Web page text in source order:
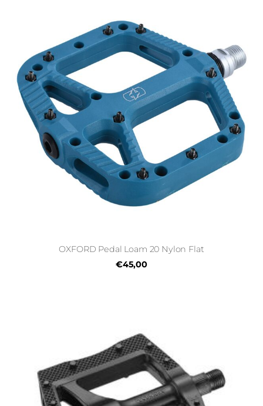
OXFORD Pedal Loam 20 Nylon Flat
€45,00